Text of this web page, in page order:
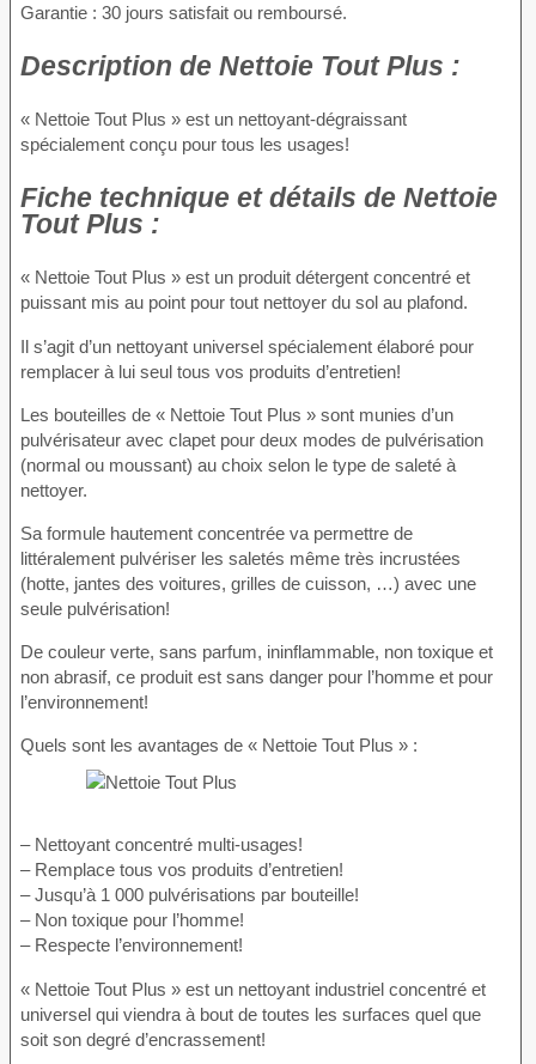
Garantie : 30 jours satisfait ou remboursé.
Description de Nettoie Tout Plus :
« Nettoie Tout Plus » est un nettoyant-dégraissant
spécialement conçu pour tous les usages!
Fiche technique et détails de Nettoie
Tout Plus :
« Nettoie Tout Plus » est un produit détergent concentré et
puissant mis au point pour tout nettoyer du sol au plafond.
Il s’agit d’un nettoyant universel spécialement élaboré pour
remplacer à lui seul tous vos produits d’entretien!
Les bouteilles de « Nettoie Tout Plus » sont munies d’un
pulvérisateur avec clapet pour deux modes de pulvérisation
(normal ou moussant) au choix selon le type de saleté à
nettoyer.
Sa formule hautement concentrée va permettre de
littéralement pulvériser les saletés même très incrustées
(hotte, jantes des voitures, grilles de cuisson, …) avec une
seule pulvérisation!
De couleur verte, sans parfum, ininflammable, non toxique et
non abrasif, ce produit est sans danger pour l’homme et pour
l’environnement!
Quels sont les avantages de « Nettoie Tout Plus » :
– Nettoyant concentré multi-usages!
– Remplace tous vos produits d’entretien!
– Jusqu’à 1 000 pulvérisations par bouteille!
– Non toxique pour l’homme!
– Respecte l’environnement!
« Nettoie Tout Plus » est un nettoyant industriel concentré et
universel qui viendra à bout de toutes les surfaces quel que
soit son degré d’encrassement!